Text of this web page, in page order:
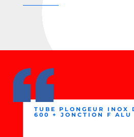
TUBE PLONGEUR INOX
600 + JONCTION F ALU